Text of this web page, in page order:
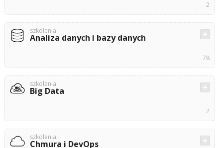
2
szkolenia
Analiza danych i bazy danych
78
szkolenia
Big Data
2
szkolenia
Chmura i DevOps